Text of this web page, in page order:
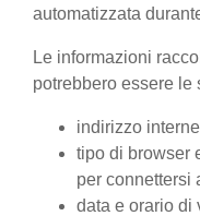
automatizzata
Le informazioni
potrebbero essere le
indirizzo
tipo di browser
per connettersi
data e orario di